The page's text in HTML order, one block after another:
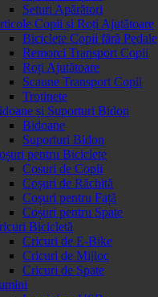
Seturi Apărători
Copii și Roți Ajutătoare
Biciclete Copii fără Pedale
Remorci Transport Copii
Roți Ajutătoare
Scaune Transport Copii
Trotinete
și Suporturi Bidon
Bidoane
Suporturi Bidon
pentru Biciclete
Cosuri de Copii
Coșuri de Răchită
Coșuri pentru Față
Coșuri pentru Spate
Bicicletă
Cricuri de E-Bike
Cricuri de Mijloc
Cricuri de Spate